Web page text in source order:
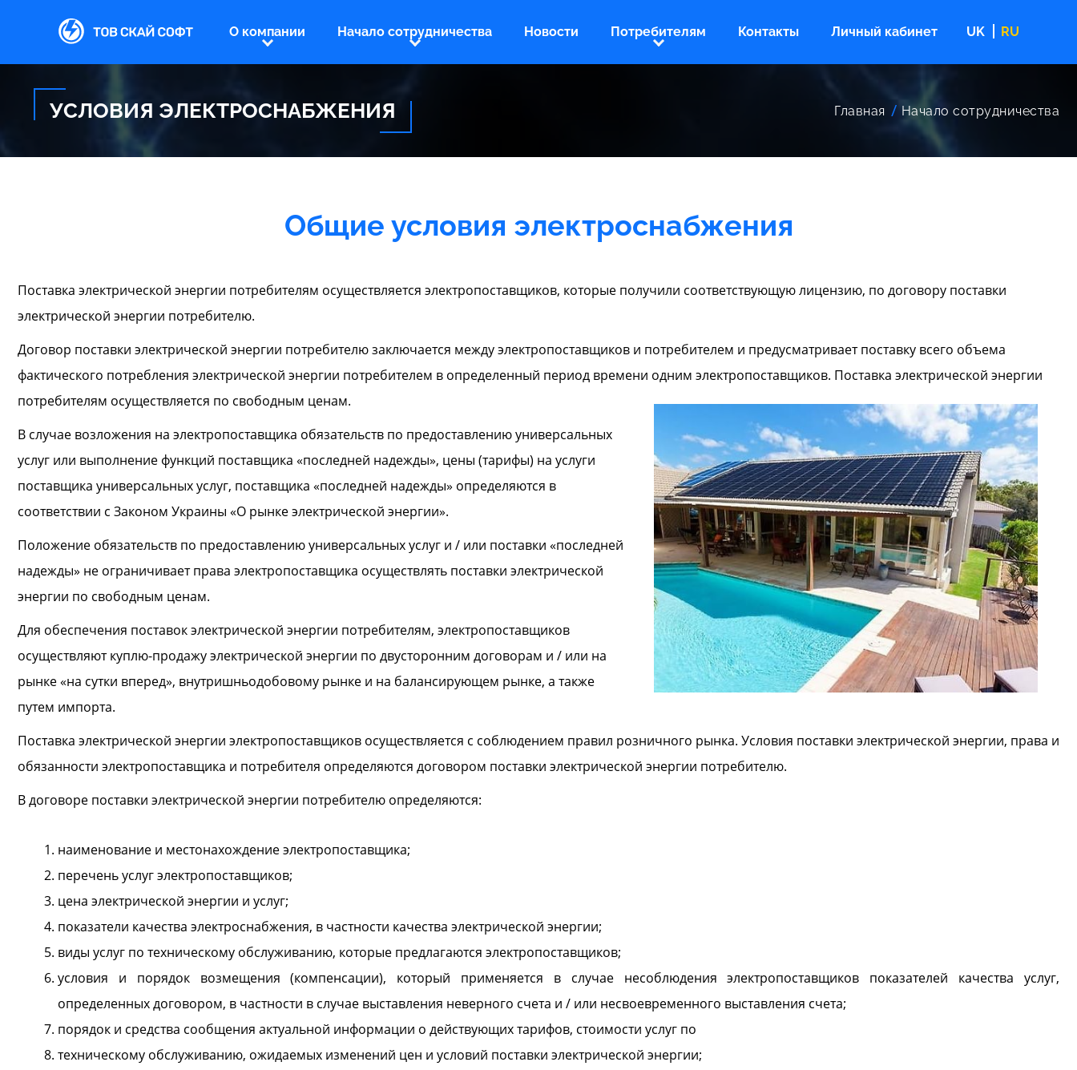
О компании Начало сотрудничества Новости Потребителям Контакты Личный кабинет UK RU
УСЛОВИЯ ЭЛЕКТРОСНАБЖЕНИЯ Главная Начало сотрудничества
Общие условия электроснабжения
Поставка электрической энергии потребителям осуществляется электропоставщиков, которые получили соответствующую лицензию, по договору поставки
электрической энергии потребителю.
Договор поставки электрической энергии потребителю заключается между электропоставщиков и потребителем и предусматривает поставку всего объема
фактического потребления электрической энергии потребителем в определенный период времени одним электропоставщиков. Поставка электрической энергии
потребителям осуществляется по свободным ценам.
В случае возложения на электропоставщика обязательств по предоставлению универсальных
услуг или выполнение функций поставщика «последней надежды», цены (тарифы) на услуги
поставщика универсальных услуг, поставщика «последней надежды» определяются в
соответствии с Законом Украины «О рынке электрической энергии».
Положение обязательств по предоставлению универсальных услуг и / или поставки «последней
надежды» не ограничивает права электропоставщика осуществлять поставки электрической
энергии по свободным ценам.
Для обеспечения поставок электрической энергии потребителям, электропоставщиков
осуществляют куплю-продажу электрической энергии по двусторонним договорам и / или на
рынке «на сутки вперед», внутришньодобовому рынке и на балансирующем рынке, а также
путем импорта.
Поставка электрической энергии электропоставщиков осуществляется с соблюдением правил розничного рынка. Условия поставки электрической энергии, права и
обязанности электропоставщика и потребителя определяются договором поставки электрической энергии потребителю.
В договоре поставки электрической энергии потребителю определяются:
наименование и местонахождение электропоставщика;
перечень услуг электропоставщиков;
цена электрической энергии и услуг;
показатели качества электроснабжения, в частности качества электрической энергии;
виды услуг по техническому обслуживанию, которые предлагаются электропоставщиков;
условия и порядок возмещения (компенсации), который применяется в случае несоблюдения электропоставщиков показателей качества услуг,
определенных договором, в частности в случае выставления неверного счета и / или несвоевременного выставления счета;
порядок и средства сообщения актуальной информации о действующих тарифов, стоимости услуг по
техническому обслуживанию, ожидаемых изменений цен и условий поставки электрической энергии;